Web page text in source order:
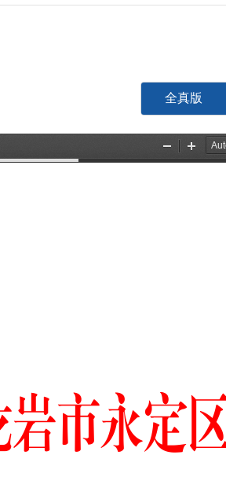
全真版